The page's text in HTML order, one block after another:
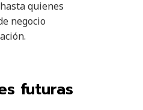
quienes
negocio
futuras